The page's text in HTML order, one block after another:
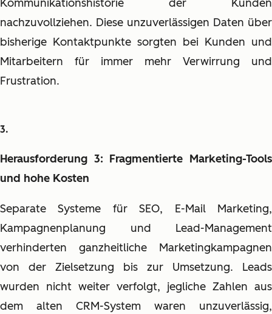
Kommunikationshistorie der Kunden
nachzuvollziehen. Diese unzuverlässigen Daten über
bisherige Kontaktpunkte sorgten bei Kunden und
Mitarbeitern für immer mehr Verwirrung und
Frustration.
Herausforderung 3: Fragmentierte Marketing-Tools
und hohe Kosten
Separate Systeme für SEO, E-Mail Marketing,
Kampagnenplanung und Lead-Management
verhinderten ganzheitliche Marketingkampagnen
von der Zielsetzung bis zur Umsetzung. Leads
wurden nicht weiter verfolgt, jegliche Zahlen aus
dem alten CRM-System waren unzuverlässig,